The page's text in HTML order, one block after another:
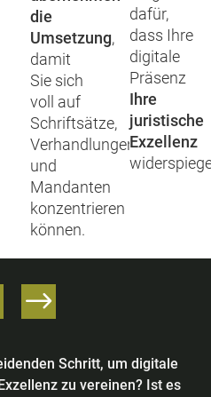
die
Umsetzung,
damit
Sie sich
voll auf
Schriftsätze,
Verhandlungen
und
Mandanten
konzentrieren
können.
dafür,
dass Ihre
digitale
Präsenz
Ihre
juristische
Exzellenz
Schritt, um digitale
zu vereinen? Ist es